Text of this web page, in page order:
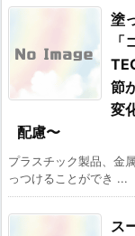
塗
節
変
配慮〜
プラスチック製品、金
っつけることができ ...
ス